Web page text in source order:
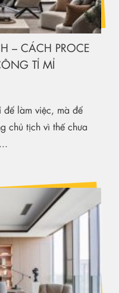
– CÁCH PROCE
TỈ MỈ
để làm việc, mà để
chủ tịch vì thế chưa